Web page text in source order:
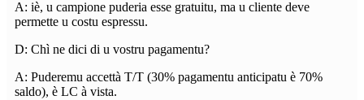
A: iè, u campione puderia esse gratuitu, ma u cliente deve
permette u costu espressu.
D: Chì ne dici di u vostru pagamentu?
A: Puderemu accettà T/T (30% pagamentu anticipatu è 70%
saldo), è LC à vista.